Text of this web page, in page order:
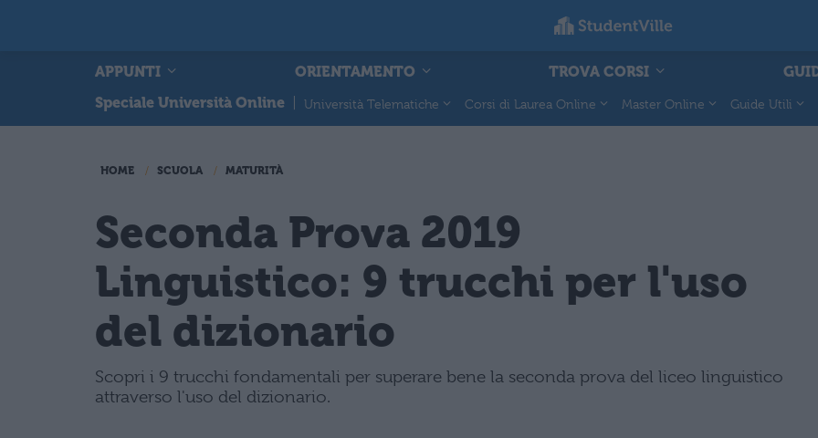
APPUNTI ORIENTAMENTO TROVA CORSI
Speciale Università Online
Università Telematiche Corsi di Laurea Online Master Online Guide Utili
HOME SCUOLA MATURITÀ
Seconda Prova 2019
Linguistico: 9 trucchi per l'uso
del dizionario
Scopri i 9 trucchi fondamentali per superare bene la seconda prova del liceo linguistico
attraverso l'uso del dizionario.